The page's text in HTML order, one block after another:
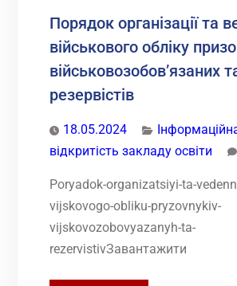
Порядок організації та
військового обліку
військовозобов’язаних
резервістів
18.05.2024
відкритість закладу освіти
Poryadok-organizatsiyi-ta-
vijskovogo-obliku-pryzovnykiv-
vijskovozobovyazanyh-ta-
rezervistivЗавантажити